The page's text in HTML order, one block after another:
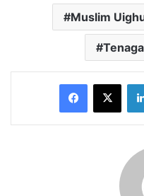
Muslim
Facebook
X